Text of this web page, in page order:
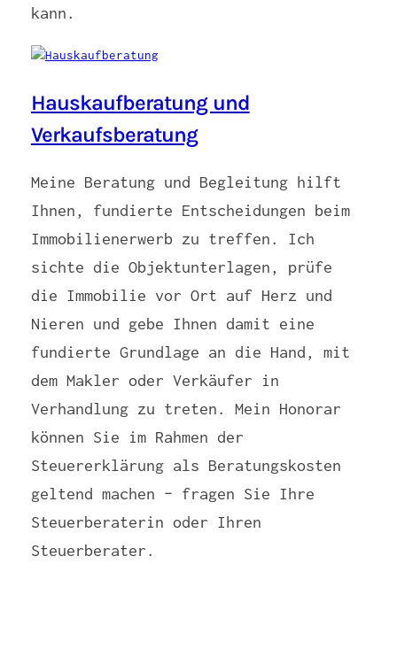
kann.
Hauskaufberatung und
Verkaufsberatung
Meine Beratung und Begleitung hilft
Ihnen, fundierte Entscheidungen beim
Immobilienerwerb zu treffen. Ich
sichte die Objektunterlagen, prüfe
die Immobilie vor Ort auf Herz und
Nieren und gebe Ihnen damit eine
fundierte Grundlage an die Hand, mit
dem Makler oder Verkäufer in
Verhandlung zu treten. Mein Honorar
können Sie im Rahmen der
Steuererklärung als Beratungskosten
geltend machen – fragen Sie Ihre
Steuerberaterin oder Ihren
Steuerberater.